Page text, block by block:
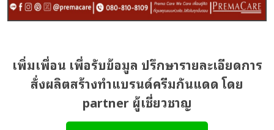
เพิ่มเพื่อน เพื่อรับข้อมูล ปรึกษารายละเอียดการ
สั่งผลิตสร้างทำแบรนด์ครีมกันแดด โดย
partner ผู้เชี่ยวชาญ